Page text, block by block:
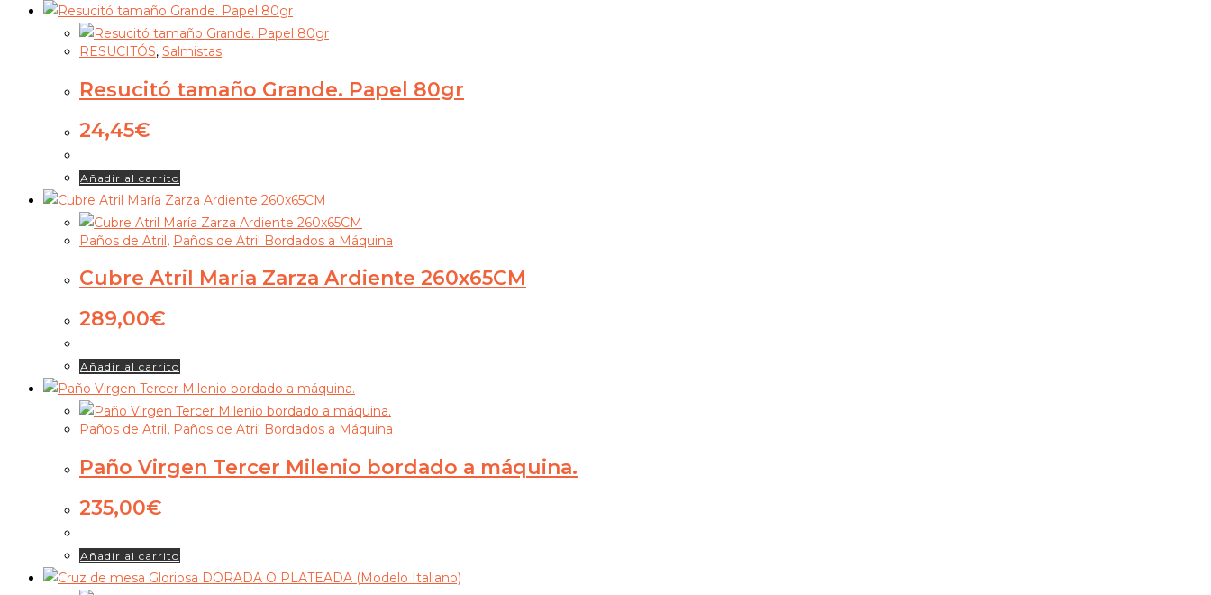
RESUCITÓS, Salmistas
Resucitó tamaño Grande. Papel 80gr
24,45€
Añadir al carrito
Paños de Atril, Paños de Atril Bordados a Máquina
Cubre Atril María Zarza Ardiente 260x65CM
289,00€
Añadir al carrito
Paños de Atril , Paños de Atril Bordados a Máquina
Paño Virgen Tercer Milenio bordado a máquina.
235,00€
Añadir al carrito